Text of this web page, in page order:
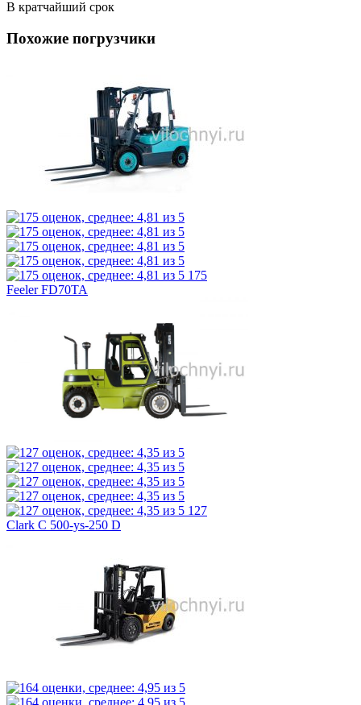
В кратчайший срок
Похожие погрузчики
175
Feeler FD70TA
127
Clark C 500-ys-250 D